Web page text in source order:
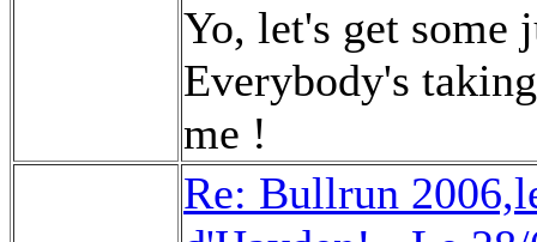
Yo, let's get some
Everybody's
me !
Re: Bullrun